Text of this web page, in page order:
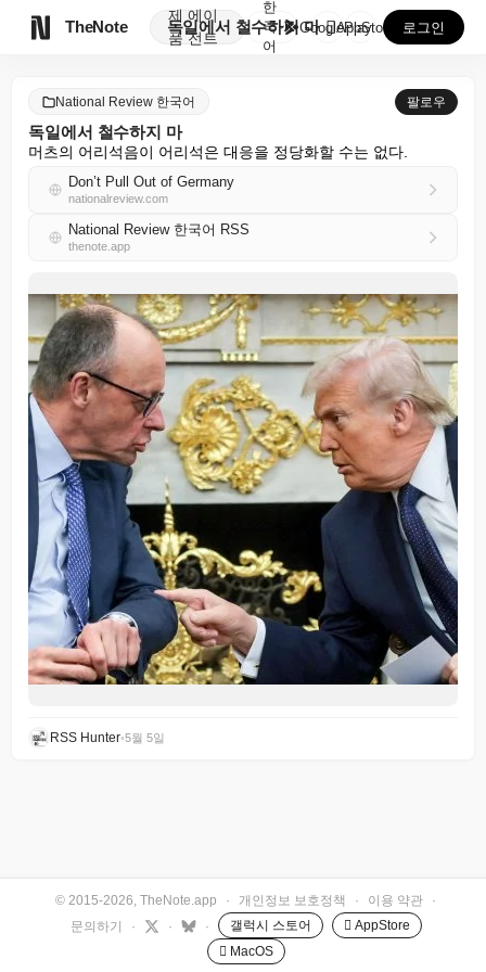
TheNote
제
품
에이
전트
독일에서 철수하지 마
한
국
어
GooglePlay
AppStore 로그인
National Review 한국어 팔로우
독일에서 철수하지 마
머츠의 어리석음이 어리석은 대응을 정당화할 수는 없다.
Don’t Pull Out of Germany
nationalreview.com
National Review 한국어 RSS
thenote.app
RSS Hunter•5월 5일
© 2015-2026, TheNote.app · 개인정보 보호정책 · 이용 약관
·
문의하기
· · · 갤럭시 스토어
 AppStore
 MacOS